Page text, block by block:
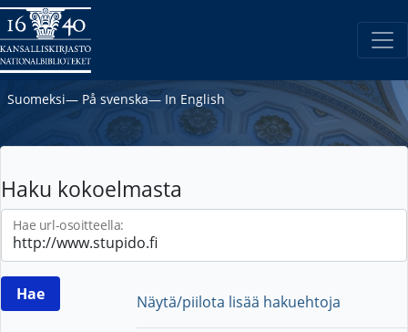
Suomeksi― På svenska― In English
Haku kokoelmasta
Hae url-osoitteella:
Näytä/piilota lisää hakuehtoja